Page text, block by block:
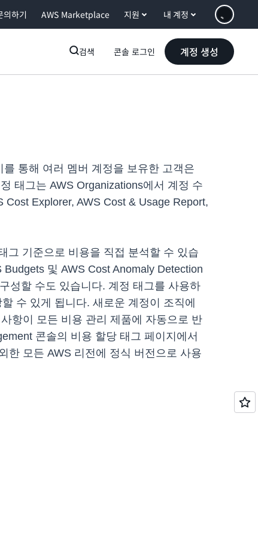
의하기 AWS Marketplace 지원 내 계정
검색 콘솔 로그인 계정 생성
통해 여러 멤버 계정을 보유한 고객은
태그는 AWS Organizations에서 계정 수
Explorer, AWS Cost & Usage Report,
그 기준으로 비용을 직접 분석할 수 있습
및 AWS Cost Anomaly Detection
성할 수도 있습니다. 계정 태그를 사용하
수 있게 됩니다. 새로운 계정이 조직에
항이 모든 비용 관리 제품에 자동으로 반
콘솔의 비용 할당 태그 페이지에서
한 모든 AWS 리전에 정식 버전으로 사용